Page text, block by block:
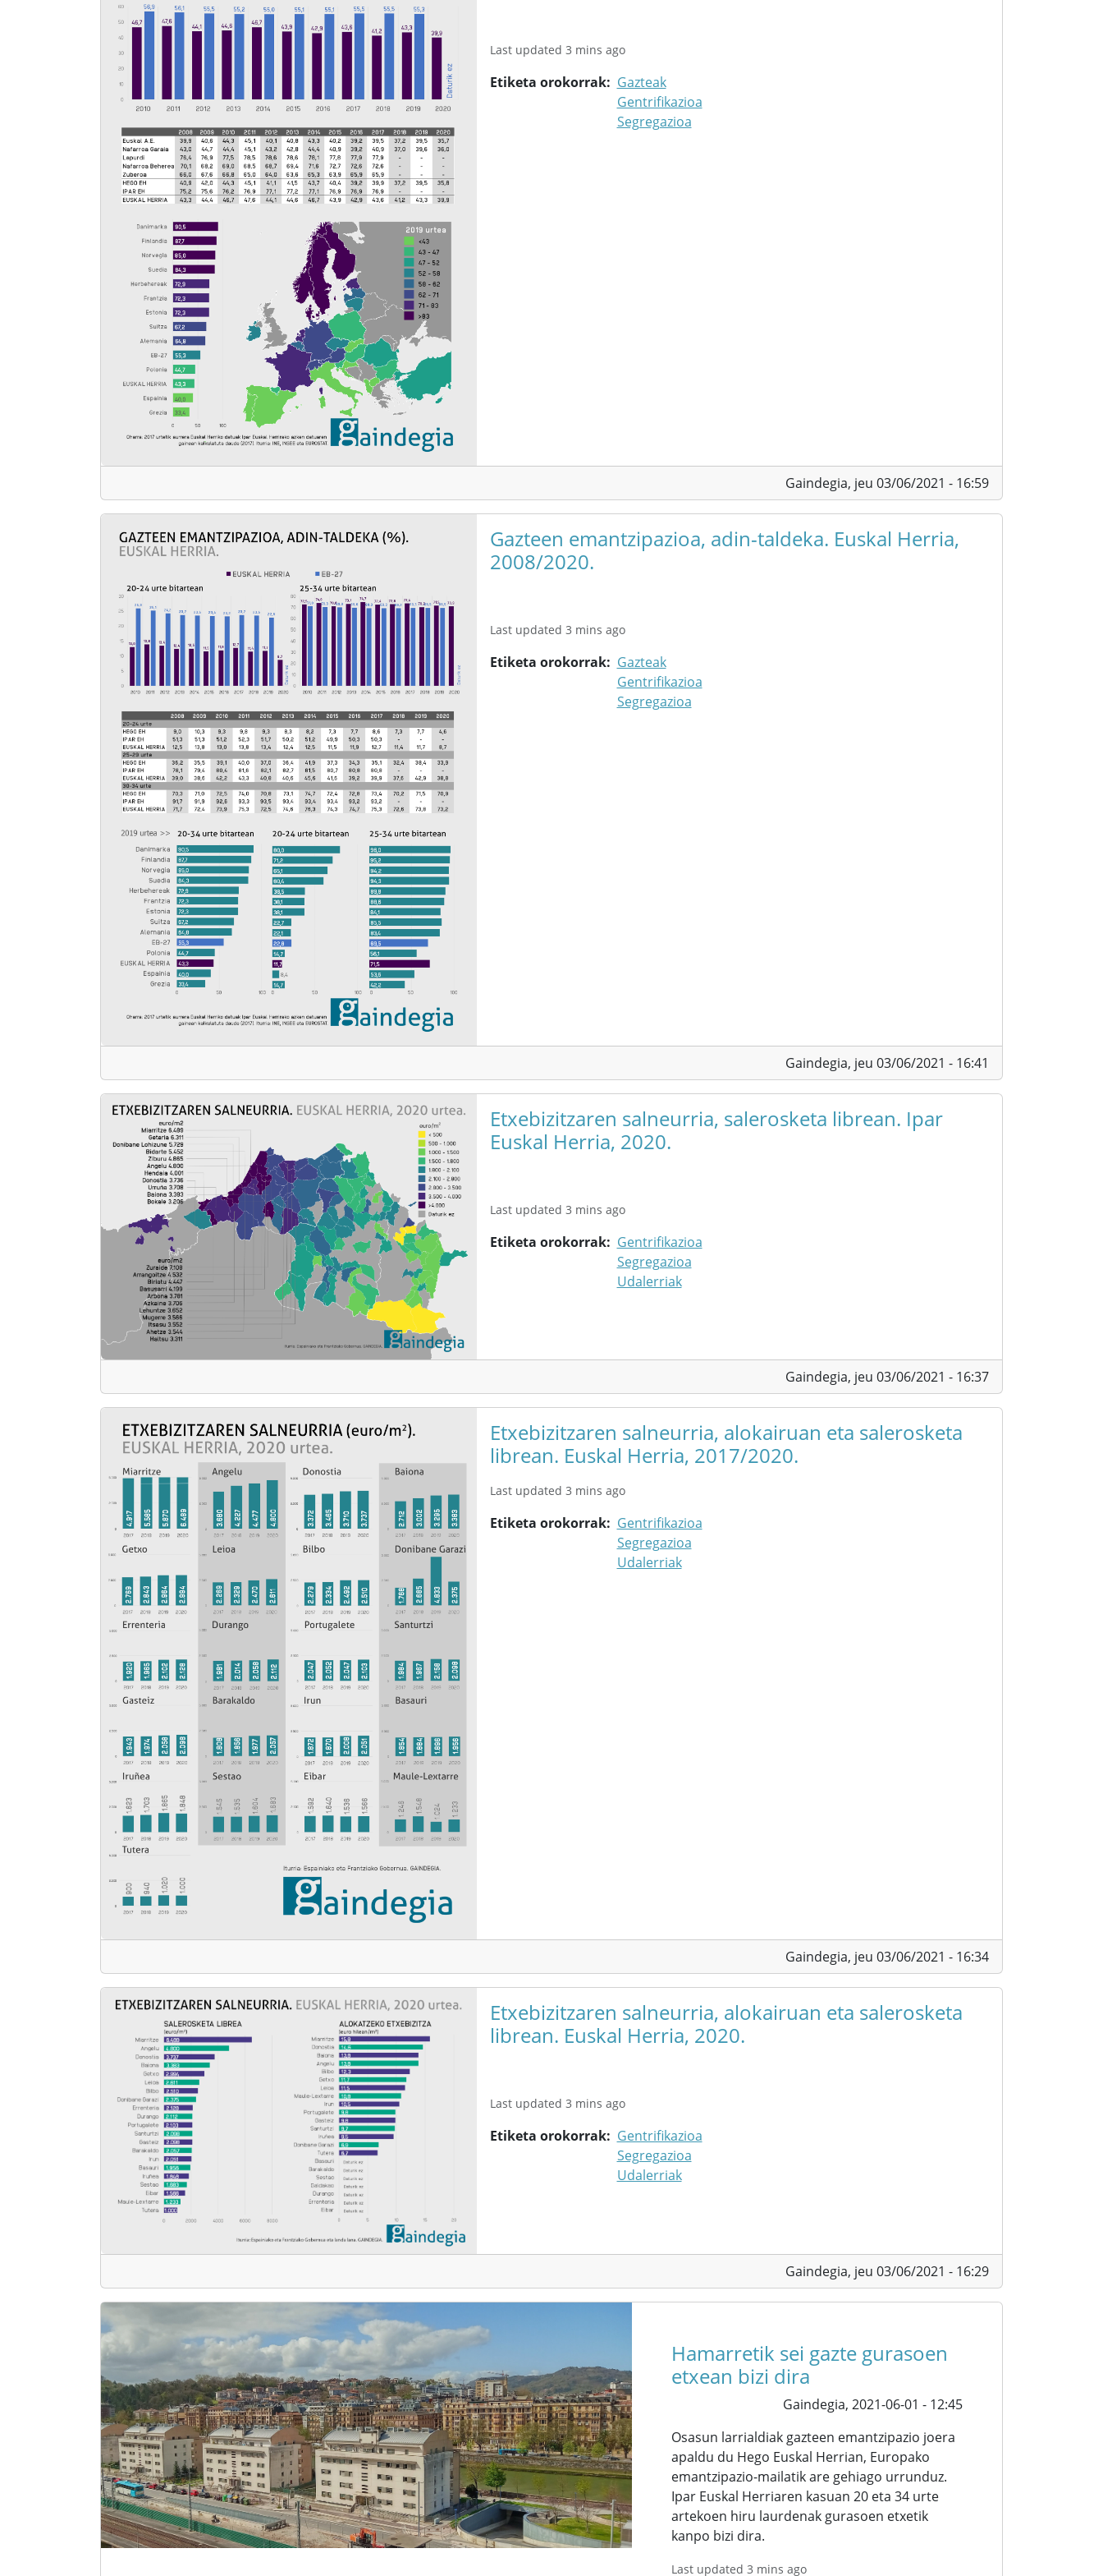
Last updated 3 mins ago
Etiketa orokorrak
Gazteak
Gentrifikazioa
Segregazioa
Gaindegia, jeu 03/06/2021 - 16:59
Gazteen emantzipazioa, adin-taldeka. Euskal Herria,
2008/2020.
Last updated 3 mins ago
Etiketa orokorrak
Gazteak
Gentrifikazioa
Segregazioa
Gaindegia, jeu 03/06/2021 - 16:41
Etxebizitzaren salneurria, salerosketa librean. Ipar
Euskal Herria, 2020.
Last updated 3 mins ago
Etiketa orokorrak
Gentrifikazioa
Segregazioa
Udalerriak
Gaindegia, jeu 03/06/2021 - 16:37
Etxebizitzaren salneurria, alokairuan eta salerosketa
librean. Euskal Herria, 2017/2020.
Last updated 3 mins ago
Etiketa orokorrak
Gentrifikazioa
Segregazioa
Udalerriak
Gaindegia, jeu 03/06/2021 - 16:34
Etxebizitzaren salneurria, alokairuan eta salerosketa
librean. Euskal Herria, 2020.
Last updated 3 mins ago
Etiketa orokorrak
Gentrifikazioa
Segregazioa
Udalerriak
Gaindegia, jeu 03/06/2021 - 16:29
Hamarretik sei gazte gurasoen
etxean bizi dira
Gaindegia, 2021-06-01 - 12:45
Osasun larrialdiak gazteen emantzipazio joera
apaldu du Hego Euskal Herrian, Europako
emantzipazio-mailatik are gehiago urrunduz.
Ipar Euskal Herriaren kasuan 20 eta 34 urte
artekoen hiru laurdenak gurasoen etxetik
kanpo bizi dira.
Last updated 3 mins ago